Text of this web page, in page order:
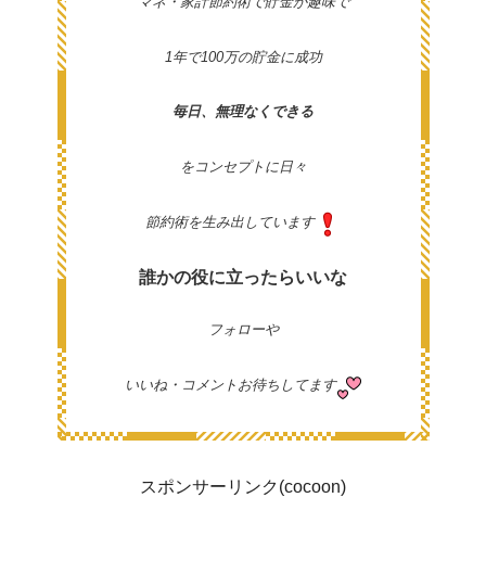
1年で100万の貯金に成功
毎日、無理なくできる
をコンセプトに日々
節約術を生み出しています
誰かの役に立ったらいいな
フォローや
いいね・コメントお待ちしてます
スポンサーリンク(cocoon)